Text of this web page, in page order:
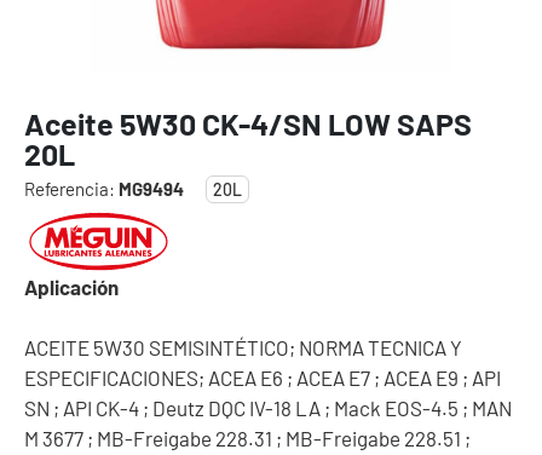
Aceite 5W30 CK-4/SN LOW SAPS
20L
Referencia: MG9494 20L
Aplicación
ACEITE 5W30 SEMISINTÉTICO; NORMA TECNICA Y
ESPECIFICACIONES; ACEA E6 ; ACEA E7 ; ACEA E9 ; API
SN ; API CK-4 ; Deutz DQC IV-18 LA ; Mack EOS-4.5 ; MAN
M 3677 ; MB-Freigabe 228.31 ; MB-Freigabe 228.51 ;